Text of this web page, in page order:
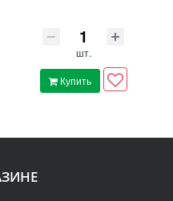
шт.
Купить